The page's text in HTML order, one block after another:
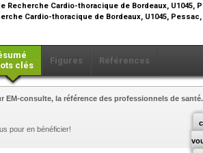
Recherche Cardio-thoracique de Bordeaux, U1045,
Cardio-thoracique de Bordeaux, U1045,
clés
Figures Références
EM-consulte, la référence des professionnels de santé.
pour en bénéficier!